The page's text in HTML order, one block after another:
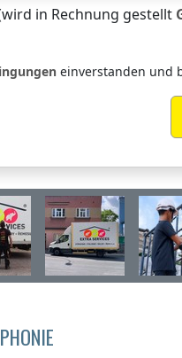
in Rechnung gestellt
einverstanden und